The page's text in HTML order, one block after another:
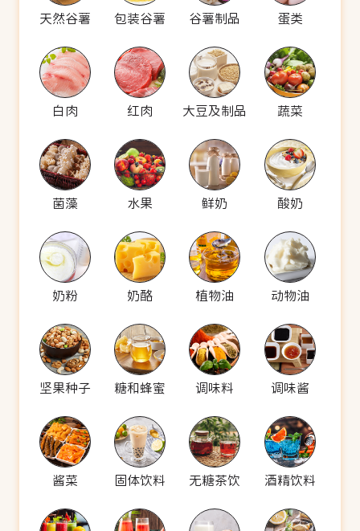
天然谷薯 包装谷薯 谷薯制品 蛋类
白肉 红肉 大豆及制品 蔬菜
菌藻 水果 鲜奶 酸奶
奶粉 奶酪 植物油 动物油
坚果种子 糖和蜂蜜 调味料 调味酱
酱菜 固体饮料 无糖茶饮 酒精饮料